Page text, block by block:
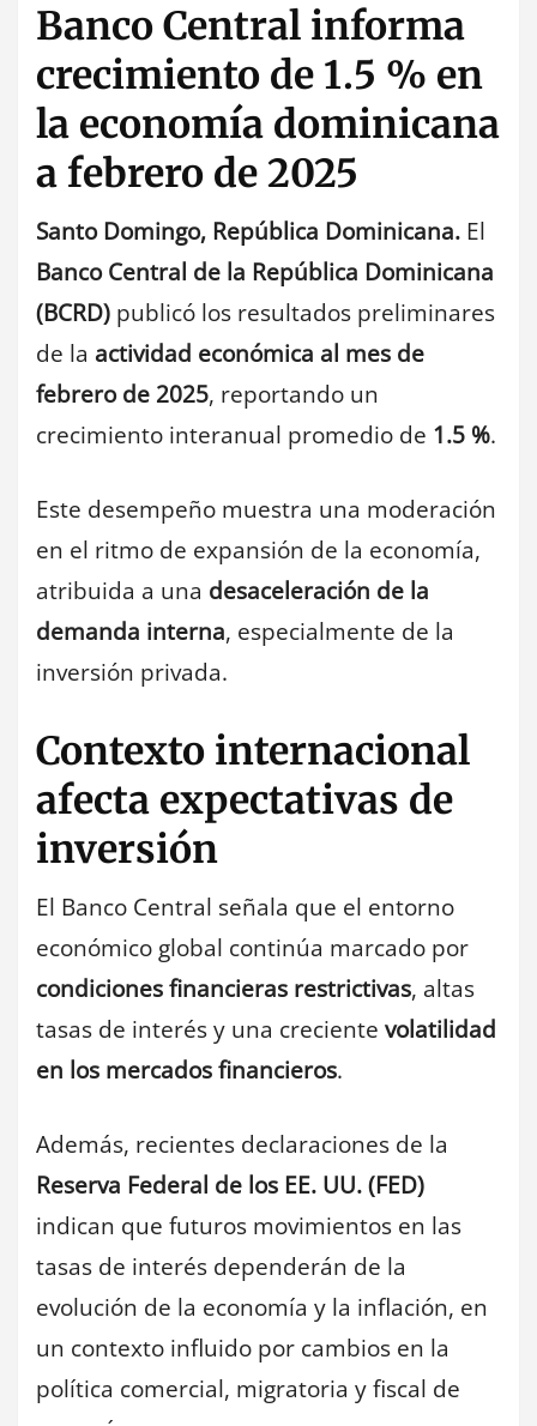
Banco Central informa
crecimiento de 1.5 % en
la economía dominicana
a febrero de 2025
Santo Domingo, República Dominicana. El
Banco Central de la República Dominicana
(BCRD) publicó los resultados preliminares
de la actividad económica al mes de
febrero de 2025, reportando un
crecimiento interanual promedio de 1.5 %.
Este desempeño muestra una moderación
en el ritmo de expansión de la economía,
atribuida a una desaceleración de la
demanda interna, especialmente de la
inversión privada.
Contexto internacional
afecta expectativas de
inversión
El Banco Central señala que el entorno
económico global continúa marcado por
condiciones financieras restrictivas, altas
tasas de interés y una creciente volatilidad
en los mercados financieros.
Además, recientes declaraciones de la
Reserva Federal de los EE. UU. (FED)
indican que futuros movimientos en las
tasas de interés dependerán de la
evolución de la economía y la inflación, en
un contexto influido por cambios en la
política comercial, migratoria y fiscal de